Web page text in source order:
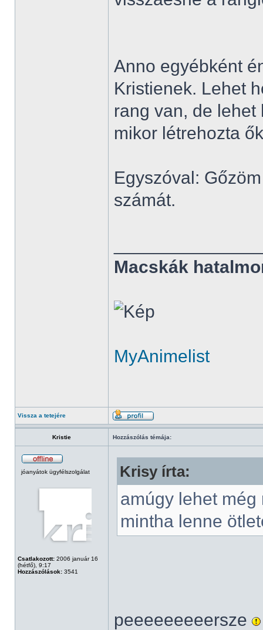
Anno egyébként
Kristienek. Lehet
rang van, de
mikor létrehozta
Egyszóval:
számát.
Macskák
MyAnimelist
Vissza a tetejére
Kristie Hozzászólás témája:
jóanyátok ügyfélszolgálat
Csatlakozott: 2006 január 16
(hétfő), 9:17
Hozzászólások: 3541
Krisy írta:
amúgy lehet
mintha lenne
peeeeeeeeersze